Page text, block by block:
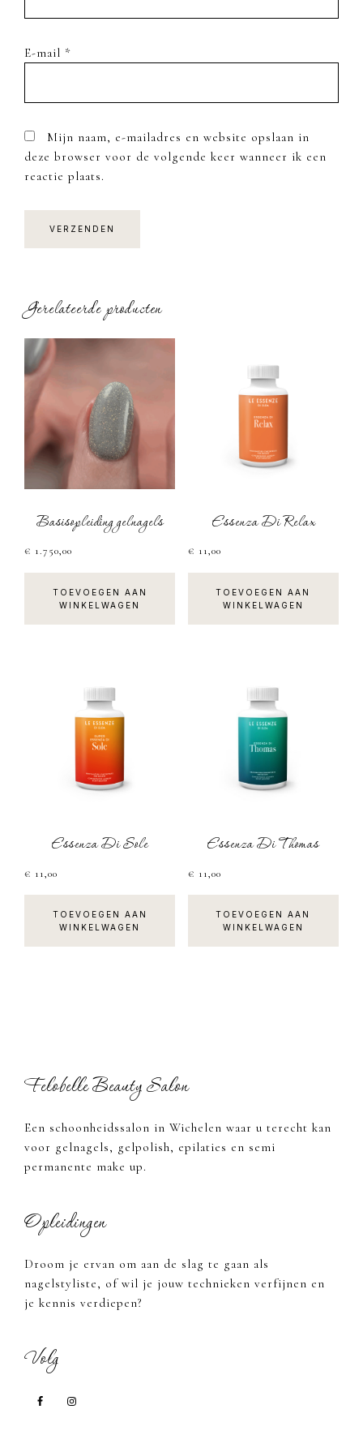
E-mail *
Mijn naam, e-mailadres en website opslaan in
deze browser voor de volgende keer wanneer ik een
reactie plaats.
Gerelateerde producten
Basisopleiding gelnagels
€ 1.750,00
TOEVOEGEN AAN
WINKELWAGEN
Essenza Di Relax
€ 11,00
TOEVOEGEN AAN
WINKELWAGEN
Essenza Di Sole
€ 11,00
TOEVOEGEN AAN
WINKELWAGEN
Essenza Di Thomas
€ 11,00
TOEVOEGEN AAN
WINKELWAGEN
FooterFelobelle Beauty Salon
Een schoonheidssalon in Wichelen waar u terecht kan
voor gelnagels, gelpolish, epilaties en semi
permanente make up.
Opleidingen
Droom je ervan om aan de slag te gaan als
nagelstyliste, of wil je jouw technieken verfijnen en
je kennis verdiepen?
Volg